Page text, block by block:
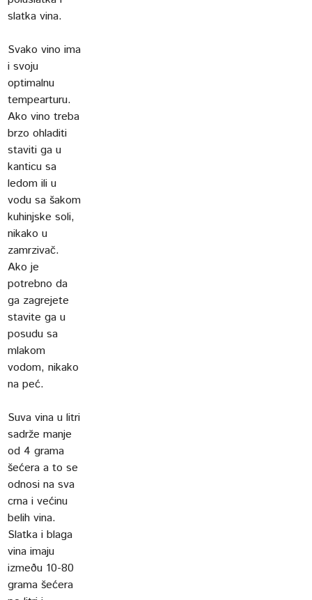
slatka vina.
Svako vino ima
i svoju
optimalnu
tempearturu.
Ako vino treba
brzo ohladiti
staviti ga u
kanticu sa
ledom ili u
vodu sa šakom
kuhinjske soli,
nikako u
zamrzivač.
Ako je
potrebno da
ga zagrejete
stavite ga u
posudu sa
mlakom
vodom, nikako
na peć.
Suva vina u litri
sadrže manje
od 4 grama
šećera a to se
odnosi na sva
crna i većinu
belih vina.
Slatka i blaga
vina imaju
izmeðu 10-80
grama šećera